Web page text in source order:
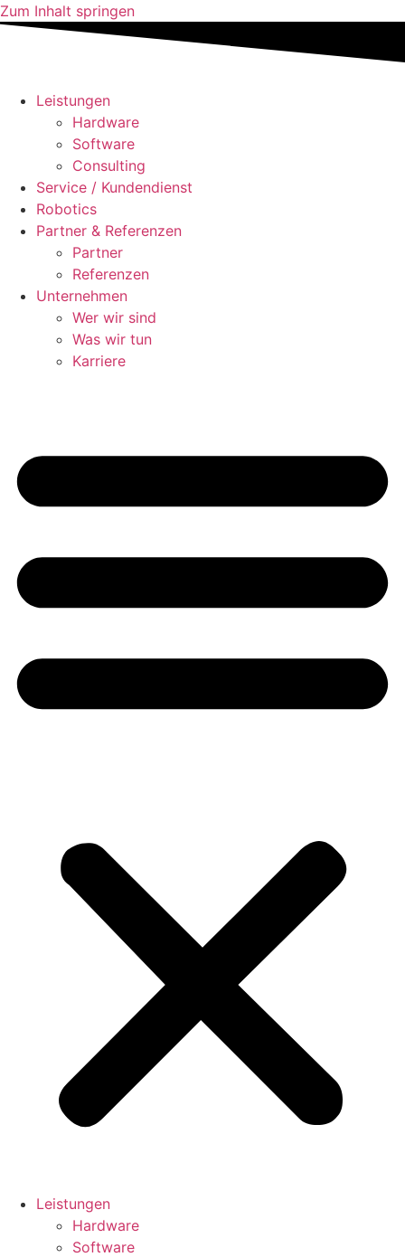
Zum Inhalt springen
Leistungen
Hardware
Software
Consulting
Service / Kundendienst
Robotics
Partner & Referenzen
Partner
Referenzen
Unternehmen
Wer wir sind
Was wir tun
Karriere
Leistungen
Hardware
Software